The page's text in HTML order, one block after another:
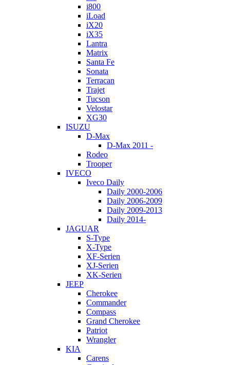
i800
iLoad
iX20
iX35
Lantra
Matrix
Santa Fe
Sonata
Terracan
Trajet
Tucson
Velostar
XG30
ISUZU
D-Max
D-Max 2011 -
Rodeo
Trooper
IVECO
Iveco Daily
Daily 2000-2006
Daily 2006-2009
Daily 2009-2013
Daily 2014-
JAGUAR
S-Type
X-Type
XF-Serien
XJ-Serien
XK-Serien
JEEP
Cherokee
Commander
Compass
Grand Cherokee
Patriot
Wrangler
KIA
Carens